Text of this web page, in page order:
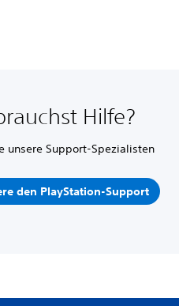
Hilfe?
unsere Support-Spezialisten
den PlayStation-Support